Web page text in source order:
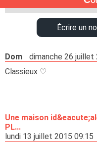
Écrire un
Dom
dimanche 26 juillet
Classieux ♡
Une maison
PL...
lundi 13 juillet 2015 09:15